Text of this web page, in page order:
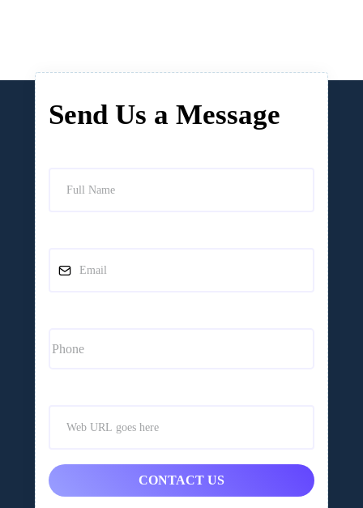
Send Us a Message
CONTACT US